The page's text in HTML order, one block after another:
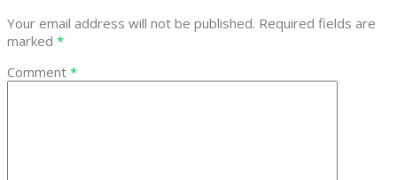
Your email address will not be published. Required fields are
marked *
Comment *